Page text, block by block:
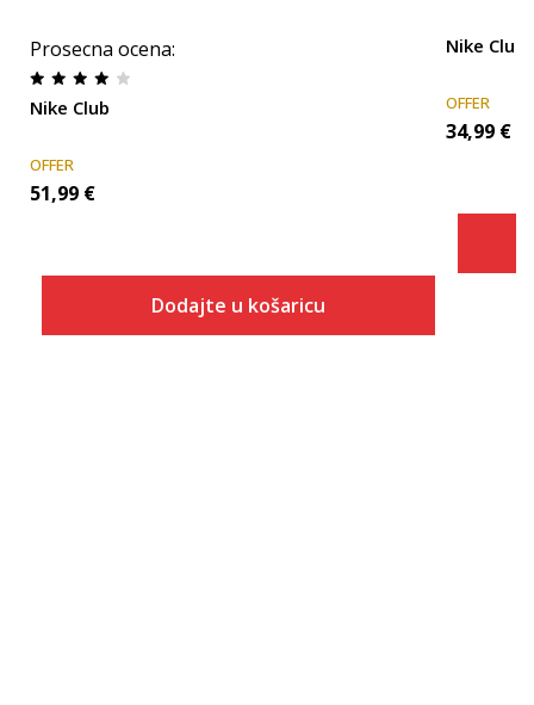
Prosecna ocena:
Nike Club
OFFER
51,99 €
Dodajte u košaricu
Nike Club
OFFER
34,99 €